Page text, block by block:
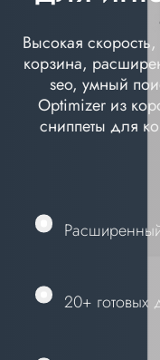
Высокая
корзина,
seo, умный
Optimizer из
сниппеты для
20+ готовых